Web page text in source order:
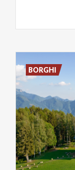
BORGHI